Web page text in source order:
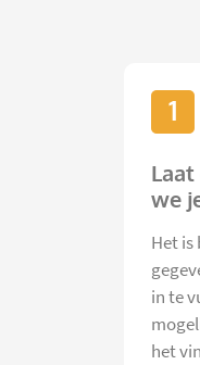
1
we
Het is
in te
het